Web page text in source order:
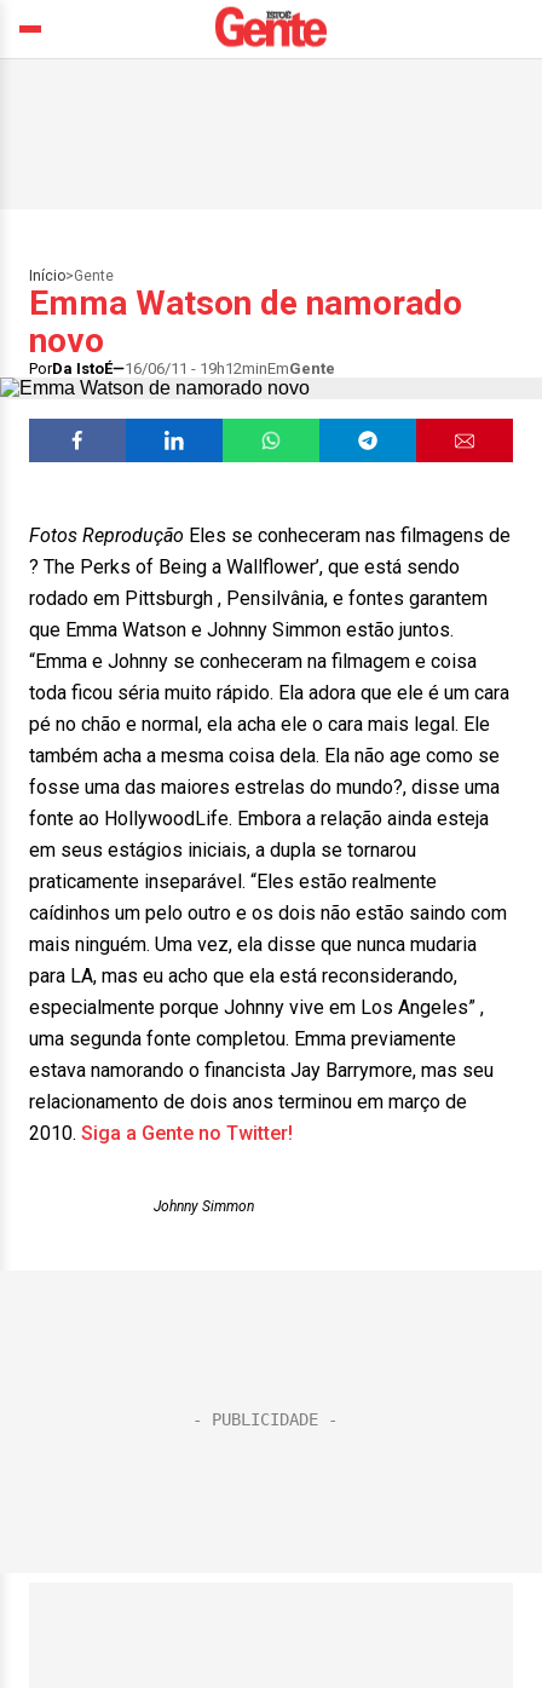
Início>Gente
Emma Watson de namorado
novo
PorDa IstoÉ 16/06/11 - 19h12minEmGente
Fotos Reprodução Eles se conheceram nas filmagens de
? The Perks of Being a Wallflower’, que está sendo
rodado em Pittsburgh , Pensilvânia, e fontes garantem
que Emma Watson e Johnny Simmon estão juntos.
“Emma e Johnny se conheceram na filmagem e coisa
toda ficou séria muito rápido. Ela adora que ele é um cara
pé no chão e normal, ela acha ele o cara mais legal. Ele
também acha a mesma coisa dela. Ela não age como se
fosse uma das maiores estrelas do mundo?, disse uma
fonte ao HollywoodLife. Embora a relação ainda esteja
em seus estágios iniciais, a dupla se tornarou
praticamente inseparável. “Eles estão realmente
caídinhos um pelo outro e os dois não estão saindo com
mais ninguém. Uma vez, ela disse que nunca mudaria
para LA, mas eu acho que ela está reconsiderando,
especialmente porque Johnny vive em Los Angeles” ,
uma segunda fonte completou. Emma previamente
estava namorando o financista Jay Barrymore, mas seu
relacionamento de dois anos terminou em março de
2010. Siga a Gente no Twitter!
Johnny Simmon